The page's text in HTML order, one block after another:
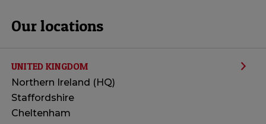
Our locations
UNITED KINGDOM
Northern Ireland (HQ)
Staffordshire
Cheltenham